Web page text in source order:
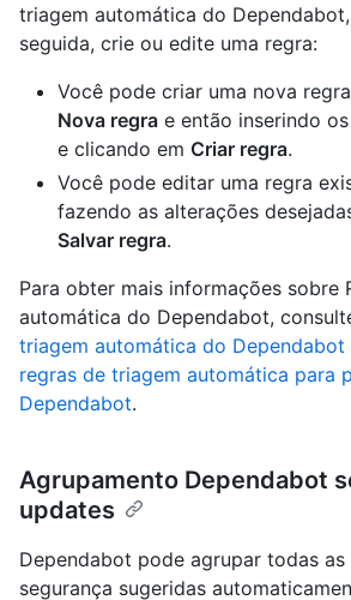
triagem automática do
seguida, crie ou edite uma regra:
Você pode criar uma nova
Nova regra e então inserindo
e clicando em Criar regra.
Você pode editar uma regra
fazendo as alterações
Salvar regra.
Para obter mais informações sobre
automática do Dependabot,
triagem automática do Dependabot
regras de triagem automática para
Dependabot.
Agrupamento Dependabot
updates
Dependabot pode agrupar todas
segurança sugeridas